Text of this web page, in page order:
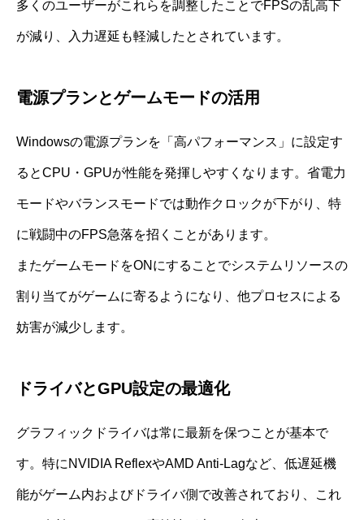
多くのユーザーがこれらを調整したことでFPSの乱高下
が減り、入力遅延も軽減したとされています。
電源プランとゲームモードの活用
Windowsの電源プランを「高パフォーマンス」に設定す
るとCPU・GPUが性能を発揮しやすくなります。省電力
モードやバランスモードでは動作クロックが下がり、特
に戦闘中のFPS急落を招くことがあります。
またゲームモードをONにすることでシステムリソースの
割り当てがゲームに寄るようになり、他プロセスによる
妨害が減少します。
ドライバとGPU設定の最適化
グラフィックドライバは常に最新を保つことが基本で
す。特にNVIDIA ReflexやAMD Anti-Lagなど、低遅延機
能がゲーム内およびドライバ側で改善されており、これ